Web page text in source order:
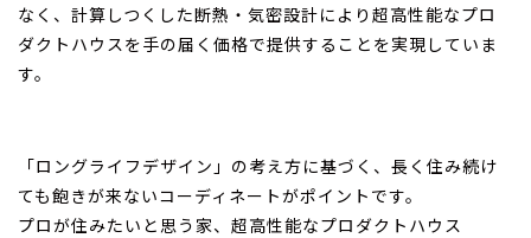
なく、計算しつくした断熱・気密設計により超高性能なプロ
ダクトハウスを手の届く価格で提供することを実現していま
す。
「ロングライフデザイン」の考え方に基づく、長く住み続け
ても飽きが来ないコーディネートがポイントです。
プロが住みたいと思う家、超高性能なプロダクトハウス